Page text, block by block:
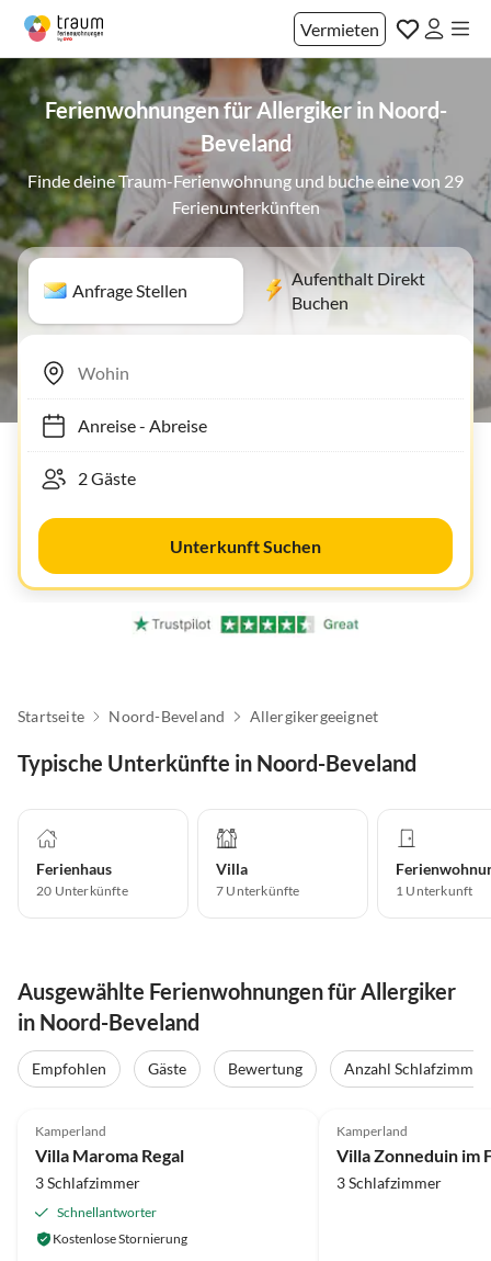
Vermieten
Ferienwohnungen für Allergiker in Noord-
Beveland
Finde deine Traum-Ferienwohnung und buche eine von 29
Ferienunterkünften
Anfrage Stellen
Aufenthalt Direkt
Buchen
Anreise- Abreise
Unterkunft Suchen
Startseite Noord-Beveland Allergikergeeignet
Typische Unterkünfte in Noord-Beveland
Ferienhaus
20 Unterkünfte
Villa
7 Unterkünfte 1 Unterkunft
Ausgewählte Ferienwohnungen für Allergiker
in Noord-Beveland
Empfohlen Gäste Bewertung
Anzahl Schlafzimmer
Kamperland
Villa Maroma Regal
3 Schlafzimmer
Schnellantworter
Kostenlose Stornierung
Kamperland
3 Schlafzimmer